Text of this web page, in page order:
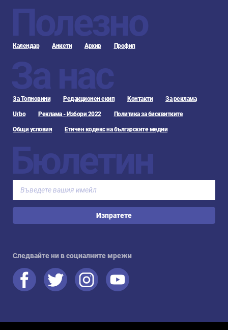
Полезно
Календар Анкети Архив Профил
За нас
За Топновини Редакционен екип Контакти За реклама
Urbo Реклама - Избори 2022 Политика за бисквитките
Общи условия Етичен кодекс на българските медии
Бюлетин
Изпратете
Следвайте ни в социалните мрежи